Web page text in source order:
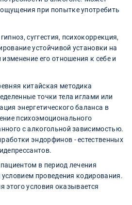
при попытке употребить
суггестия, психокоррекция,
устойчивой установки на
его отношения к себе и
китайская методика
точки тела иглами или
энергетического баланса в
психоэмоционального
с алкогольной зависимостью.
эндорфинов - естественных
в период лечения
проведения кодирования.
этого условия оказывается